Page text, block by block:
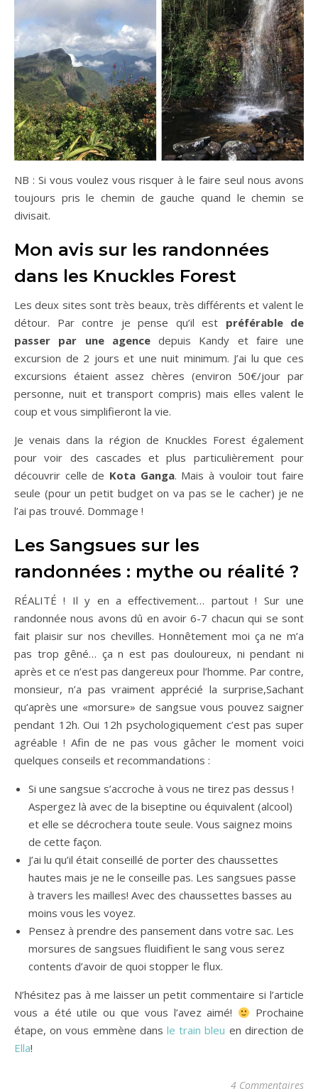
NB : Si vous voulez vous risquer à le faire seul nous avons
toujours pris le chemin de gauche quand le chemin se
divisait.
Mon avis sur les randonnées
dans les Knuckles Forest
Les deux sites sont très beaux, très différents et valent le
détour. Par contre je pense qu’il est préférable de
passer par une agence depuis Kandy et faire une
excursion de 2 jours et une nuit minimum. J’ai lu que ces
excursions étaient assez chères (environ 50€/jour par
personne, nuit et transport compris) mais elles valent le
coup et vous simplifieront la vie.
Je venais dans la région de Knuckles Forest également
pour voir des cascades et plus particulièrement pour
découvrir celle de Kota Ganga. Mais à vouloir tout faire
seule (pour un petit budget on va pas se le cacher) je ne
l’ai pas trouvé. Dommage !
Les Sangsues sur les
randonnées : mythe ou réalité ?
RÉALITÉ ! Il y en a effectivement… partout ! Sur une
randonnée nous avons dû en avoir 6-7 chacun qui se sont
fait plaisir sur nos chevilles. Honnêtement moi ça ne m’a
pas trop gêné… ça n est pas douloureux, ni pendant ni
après et ce n’est pas dangereux pour l’homme. Par contre,
monsieur, n’a pas vraiment apprécié la surprise,Sachant
qu’après une «morsure» de sangsue vous pouvez saigner
pendant 12h. Oui 12h psychologiquement c’est pas super
agréable ! Afin de ne pas vous gâcher le moment voici
quelques conseils et recommandations :
Si une sangsue s’accroche à vous ne tirez pas dessus !
Aspergez là avec de la biseptine ou équivalent (alcool)
et elle se décrochera toute seule. Vous saignez moins
de cette façon.
J’ai lu qu’il était conseillé de porter des chaussettes
hautes mais je ne le conseille pas. Les sangsues passe
à travers les mailles! Avec des chaussettes basses au
moins vous les voyez.
Pensez à prendre des pansement dans votre sac. Les
morsures de sangsues fluidifient le sang vous serez
contents d’avoir de quoi stopper le flux.
N’hésitez pas à me laisser un petit commentaire si l’article
vous a été utile ou que vous l’avez aimé!
Prochaine
étape, on vous emmène dans le train bleu en direction de
Ella!
4 Commentaires